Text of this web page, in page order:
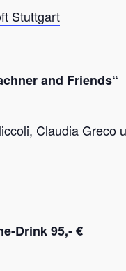
Stuttgart
and Friends“
Claudia Greco
Drink 95,- €